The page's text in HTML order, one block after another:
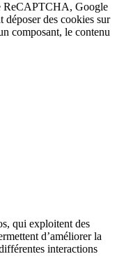
ReCAPTCHA, Google
des cookies sur
composant, le contenu
qui exploitent des
d’améliorer la
interactions